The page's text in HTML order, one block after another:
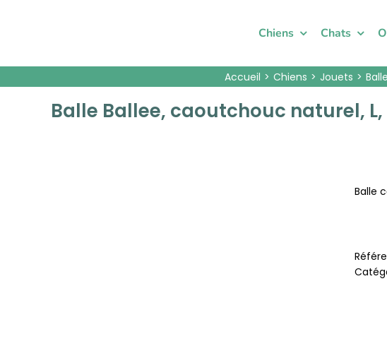
Chiens Chats
Accueil Chiens Jouets
Balle Ballee, caoutchouc naturel,
Balle